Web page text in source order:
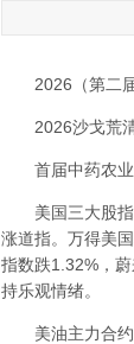
2026（第二届
2026沙戈荒清
首届中药农业
美国三大股指
涨道指。万得美
指数跌1.32%，
持乐观情绪。
美油主力合约